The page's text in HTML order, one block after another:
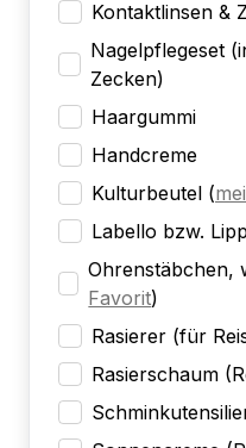
Kontaktlinsen &
Nagelpflegeset
Zecken)
Haargummi
Handcreme
Kulturbeutel (
Labello bzw.
Ohrenstäbchen,
Favorit)
Rasierer (für
Rasierschaum